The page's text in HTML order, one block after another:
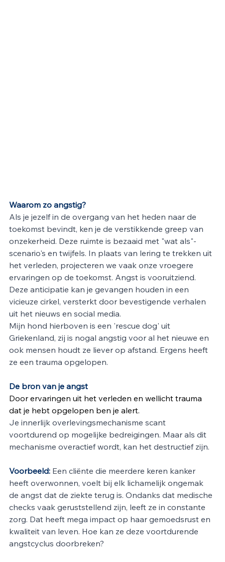
Waarom zo angstig?
Als je jezelf in de overgang van het heden naar de
toekomst bevindt, ken je de verstikkende greep van
onzekerheid. Deze ruimte is bezaaid met "wat als"-
scenario's en twijfels. In plaats van lering te trekken uit
het verleden, projecteren we vaak onze vroegere
ervaringen op de toekomst. Angst is vooruitziend.
Deze anticipatie kan je gevangen houden in een
vicieuze cirkel, versterkt door bevestigende verhalen
uit het nieuws en social media.
Mijn hond hierboven is een 'rescue dog' uit
Griekenland, zij is nogal angstig voor al het nieuwe en
ook mensen houdt ze liever op afstand. Ergens heeft
ze een trauma opgelopen.
De bron van je angst
Door ervaringen uit het verleden en wellicht trauma
dat je hebt opgelopen ben je alert.
Je innerlijk overlevingsmechanisme scant
voortdurend op mogelijke bedreigingen. Maar als dit
mechanisme overactief wordt, kan het destructief zijn.
Voorbeeld: Een cliënte die meerdere keren kanker
heeft overwonnen, voelt bij elk lichamelijk ongemak
de angst dat de ziekte terug is. Ondanks dat medische
checks vaak geruststellend zijn, leeft ze in constante
zorg. Dat heeft mega impact op haar gemoedsrust en
kwaliteit van leven. Hoe kan ze deze voortdurende
angstcyclus doorbreken?